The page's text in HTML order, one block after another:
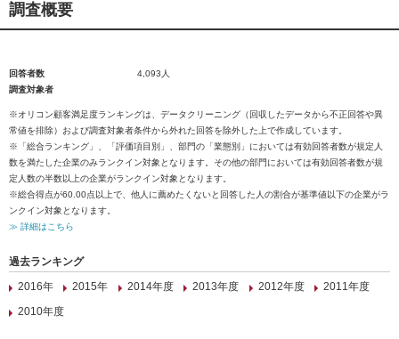
調査概要
回答者数
4,093人
調査対象者
※オリコン顧客満足度ランキングは、データクリーニング（回収したデータから不正回答や異
常値を排除）および調査対象者条件から外れた回答を除外した上で作成しています。
※「総合ランキング」、「評価項目別」、部門の「業態別」においては有効回答者数が規定人
数を満たした企業のみランクイン対象となります。その他の部門においては有効回答者数が規
定人数の半数以上の企業がランクイン対象となります。
※総合得点が60.00点以上で、他人に薦めたくないと回答した人の割合が基準値以下の企業がラ
ンクイン対象となります。
≫ 詳細はこちら
過去ランキング
2016年
2015年 2014年度 2013年度 2012年度
2011年度
2010年度